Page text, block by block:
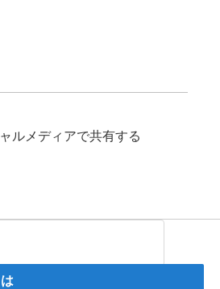
ルメディアで共有する